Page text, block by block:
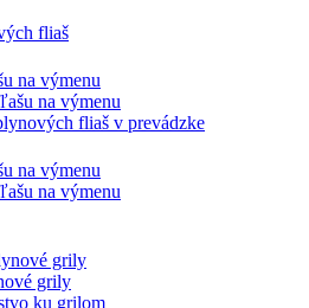
fliaš
na výmenu
na výmenu
fliaš v prevádzke
na výmenu
na výmenu
grily
grily
ku grilom